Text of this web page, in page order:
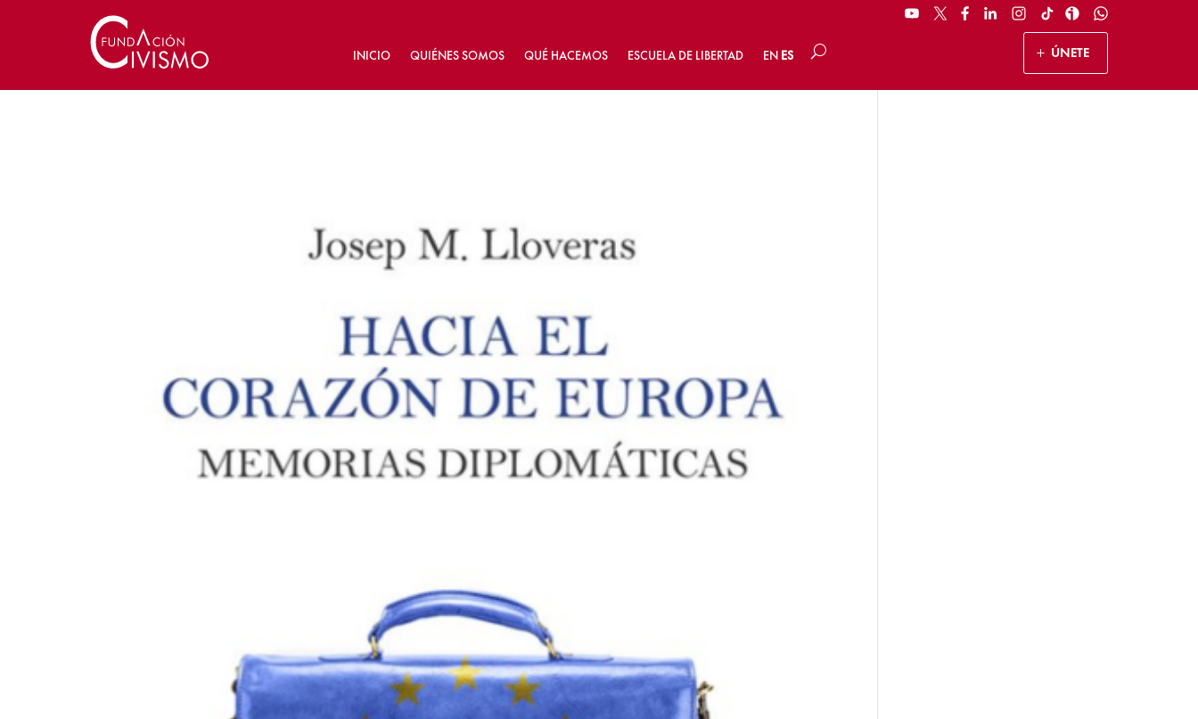
INICIO QUIÉNES SOMOS QUÉ HACEMOS ESCUELA DE LIBERTAD EN ES ÚNETE